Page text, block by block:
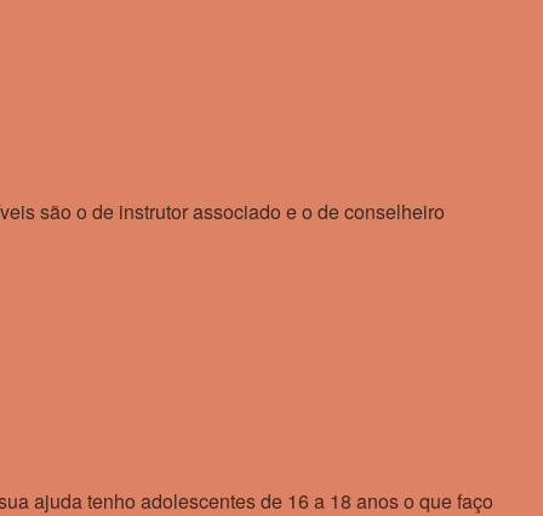
são o de instrutor associado e o de conselheiro
ajuda tenho adolescentes de 16 a 18 anos o que faço